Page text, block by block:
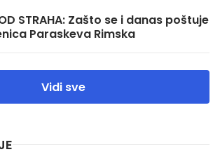
STRAHA: Zašto se i danas poštuje
Paraskeva Rimska
Vidi sve